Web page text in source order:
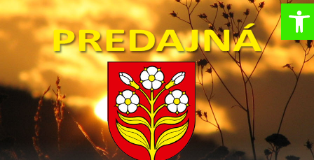
Preskočiť
na
obsah
Preskočiť
na
ľavý
Preskočiť
na
pätičku